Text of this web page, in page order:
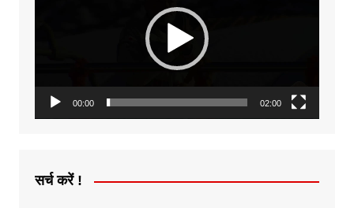
00:00 02:00
सर्च करें !